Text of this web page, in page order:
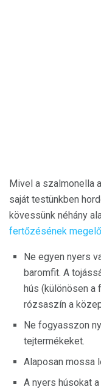
Mivel a szalmonella
saját testünkben
kövessünk néhány
fertőzésének
Ne egyen nyers
baromfit. A
hús (különösen a
rózsaszín a
Ne fogyasszon
tejtermékeket.
Alaposan mossa
A nyers húsokat